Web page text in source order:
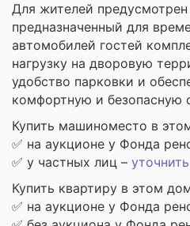
Для жителей предусмотрен
предназначенный для
автомобилей гостей
нагрузку на дворовую
удобство парковки и
комфортную и безопасную
Купить машиноместо в
✅ на аукционе у Фонда
✅ у частных лиц – уточнить
Купить квартиру в этом
✅ на аукционе у Фонда